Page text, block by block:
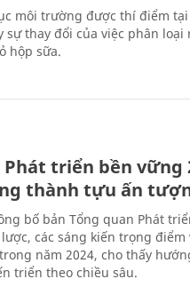
môi trường được thí điểm
sự thay đổi của việc phân
hộp sữa.
triển bền vững
thành tựu ấn
bố bản Tổng quan Phát
các sáng kiến trọng
năm 2024, cho thấy
triển theo chiều sâu.